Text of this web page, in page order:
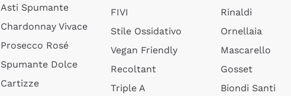
Asti Spumante
Chardonnay Vivace
Prosecco Rosé
Spumante Dolce
Cartizze
FIVI
Stile Ossidativo
Vegan Friendly
Recoltant
Triple A
Rinaldi
Ornellaia
Mascarello
Gosset
Biondi Santi